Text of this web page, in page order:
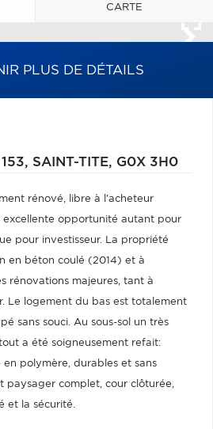
CARTE
PLUS DE DÉTAILS
SAINT-TITE, G0X 3H0
rénové, libre à l'acheteur
opportunité autant pour
pour investisseur. La propriété
en béton coulé (2014) et à
rénovations majeures, tant à
Le logement du bas est totalement
sans souci. Au sous-sol un très
a été soigneusement refait:
polymère, durables et sans
paysager complet, cour clôturée,
et la sécurité.